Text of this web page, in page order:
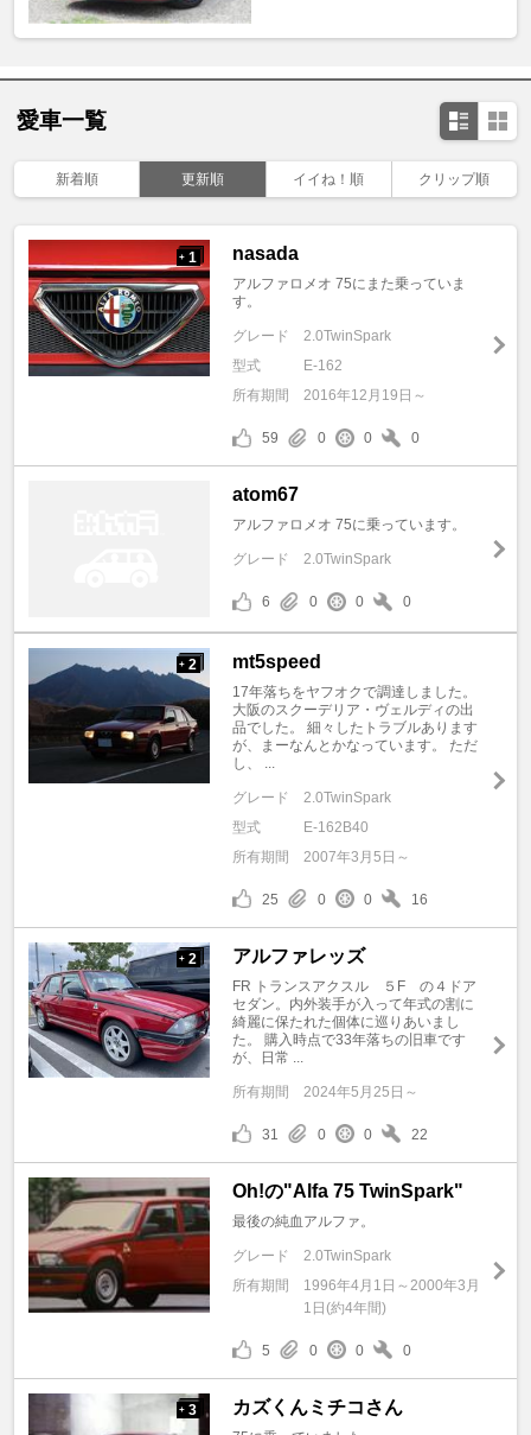
愛車一覧
新着順 更新順 イイね！順 クリップ順
+ 1 nasada
アルファロメオ 75にまた乗っていま
す。
グレード
2.0TwinSpark
型式
E-162
所有期間
2016年12月19日～
59 0 0 0
atom67
アルファロメオ 75に乗っています。
グレード 2.0TwinSpark
6 0 0 0
+ 2 mt5speed
17年落ちをヤフオクで調達しました。
大阪のスクーデリア・ヴェルディの出
品でした。 細々したトラブルあります
が、まーなんとかなっています。 ただ
し、 ...
グレード
2.0TwinSpark
型式
E-162B40
所有期間
2007年3月5日～
25 0 0 16
+ 2 アルファレッズ
FR トランスアクスル ５F の４ドア
セダン。内外装手が入って年式の割に
綺麗に保たれた個体に巡りあいまし
た。 購入時点で33年落ちの旧車です
が、日常 ...
所有期間 2024年5月25日～
31 0 0 22
Oh!の"Alfa 75 TwinSpark"
最後の純血アルファ。
グレード
2.0TwinSpark
所有期間
1996年4月1日～2000年3月
1日(約4年間)
5 0 0 0
+ 3 カズくんミチコさん